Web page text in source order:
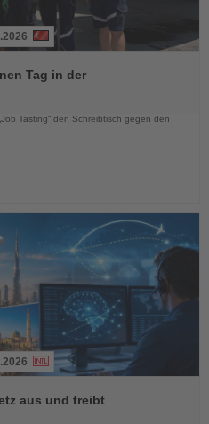
Tag in der
Tasting“ den Schreibtisch gegen den
aus und treibt